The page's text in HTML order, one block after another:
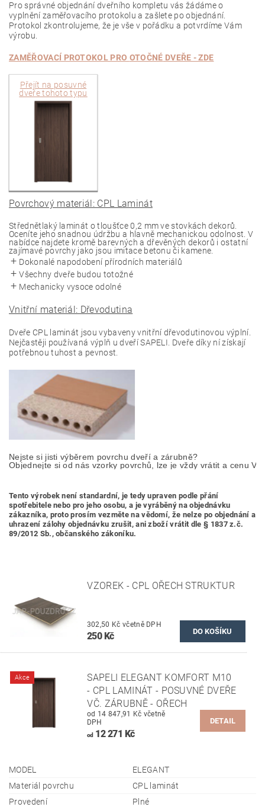
Pro správné objednání dveřního kompletu vás žádáme o
vyplnění zaměřovacího protokolu a zašlete po objednání.
Protokol zkontrolujeme, že je vše v pořádku a potvrdíme Vám
výrobu.
ZAMĚŘOVACÍ PROTOKOL PRO OTOČNÉ DVEŘE - ZDE
Přejít na posuvné
dveře tohoto typu
Povrchový materiál: CPL Laminát
Střednětlaký laminát o tloušťce 0,2 mm ve stovkách dekorů.
Oceníte jeho snadnou údržbu a hlavně mechanickou odolnost. V
nabídce najdete kromě barevných a dřevěných dekorů i ostatní
zajímavé povrchy jako jsou imitace betonu či kamene.
Dokonalé napodobení přírodních materiálů
Všechny dveře budou totožné
Mechanicky vysoce odolné
Vnitřní materiál: Dřevodutina
Dveře CPL laminát jsou vybaveny vnitřní dřevodutinovou výplní.
Nejčastěji používaná výplň u dveří SAPELI. Dveře díky ní získají
potřebnou tuhost a pevnost.
Nejste si jisti výběrem povrchu dveří a zárubně?
Objednejte si od nás vzorky povrchů, lze je vždy vrátit a cenu
Tento výrobek není standardní, je tedy upraven podle přání
spotřebitele nebo pro jeho osobu, a je vyráběný na objednávku
zákazníka, proto prosím vezměte na vědomí, že nelze po objednání a
uhrazení zálohy objednávku zrušit, ani zboží vrátit dle § 1837 z.č.
89/2012 Sb., občanského zákoníku.
VZOREK - CPL OŘECH STRUKTUR
302,50 Kč včetně DPH
250 Kč
Akce
SAPELI ELEGANT KOMFORT M10
- CPL LAMINÁT - POSUVNÉ DVEŘE
VČ. ZÁRUBNĚ - OŘECH
od 14 847,91 Kč včetně
DPH
od12 271 Kč
DETAIL
MODEL
ELEGANT
Materiál povrchu
CPL laminát
Provedení
Plné